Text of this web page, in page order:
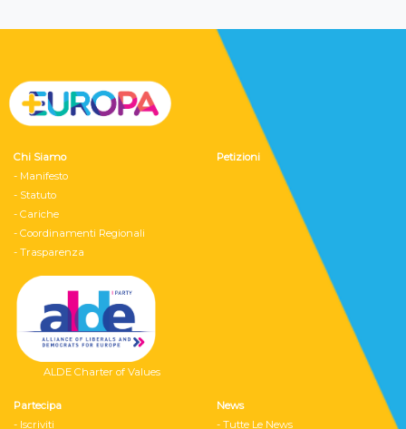
Chi Siamo
- Manifesto
- Statuto
- Cariche
- Coordinamenti Regionali
- Trasparenza
ALDE Charter of Values
Petizioni
Partecipa
- Iscriviti
News
- Tutte Le News